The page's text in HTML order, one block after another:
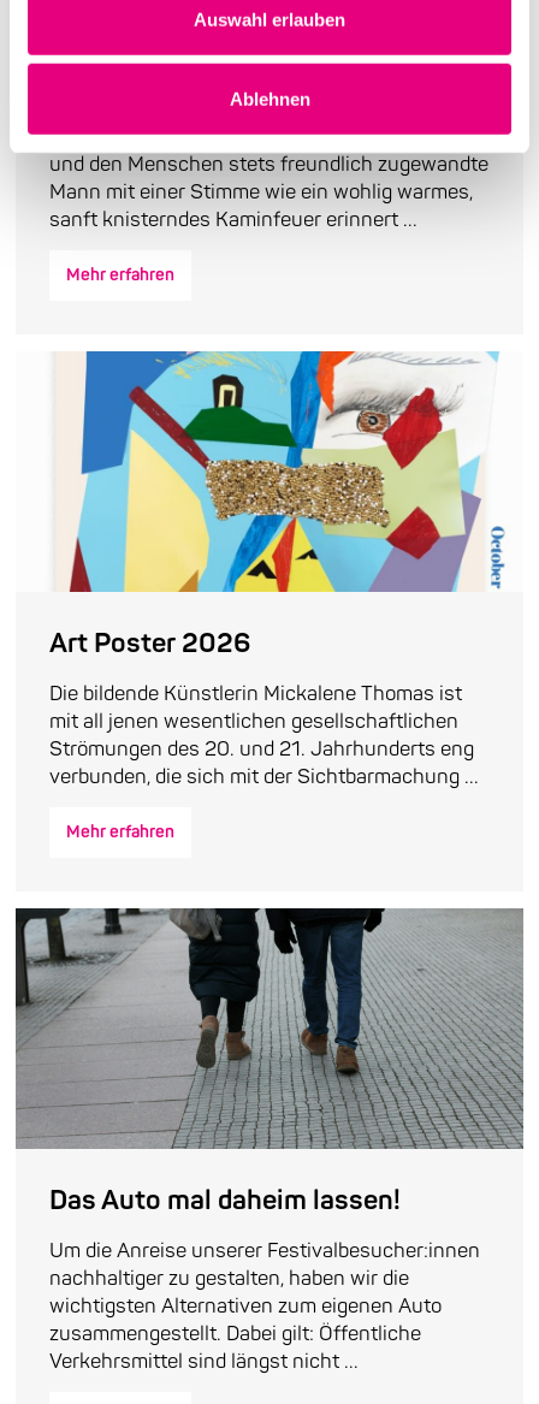
Auswahl erlauben
Ablehnen
Die Galionsfigur des Jazz kommt
nach Mannheim
Gregory Porter, dieser hünenhafte, dem Leben
und den Menschen stets freundlich zugewandte
Mann mit einer Stimme wie ein wohlig warmes,
sanft knisterndes Kaminfeuer erinnert ...
Mehr erfahren
Art Poster 2026
Die bildende Künstlerin Mickalene Thomas ist
mit all jenen wesentlichen gesellschaftlichen
Strömungen des 20. und 21. Jahrhunderts eng
verbunden, die sich mit der Sichtbarmachung ...
Mehr erfahren
Das Auto mal daheim lassen!
Um die Anreise unserer Festivalbesucher:innen
nachhaltiger zu gestalten, haben wir die
wichtigsten Alternativen zum eigenen Auto
zusammengestellt. Dabei gilt: Öffentliche
Verkehrsmittel sind längst nicht ...